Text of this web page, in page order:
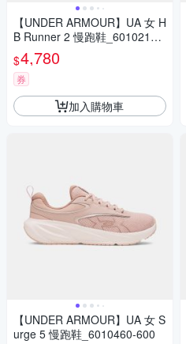
【UNDER ARMOUR】UA 女 H
B Runner 2 慢跑鞋_6010213-
001
$4,780
券
加入購物車
【UNDER ARMOUR】UA 女 S
urge 5 慢跑鞋_6010460-600